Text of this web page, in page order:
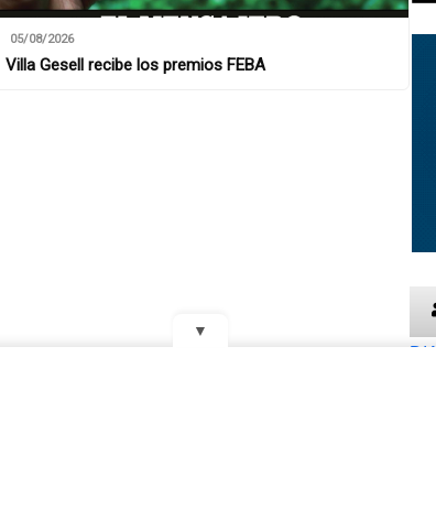
05/08/2026
Villa Gesell recibe los premios FEBA
▼